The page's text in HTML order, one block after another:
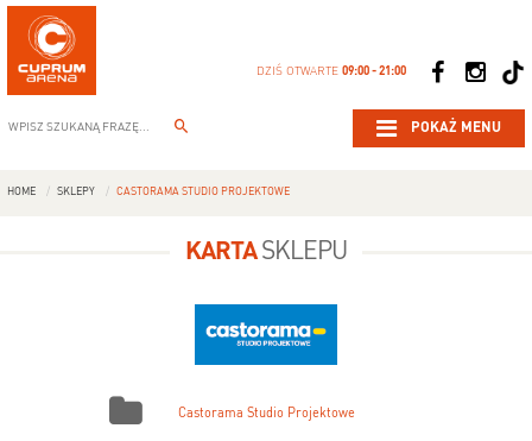
DZIŚ OTWARTE09:00 - 21:00
POKAŻ MENU
HOME SKLEPY CASTORAMA STUDIO PROJEKTOWE
KARTASKLEPU
Castorama Studio Projektowe